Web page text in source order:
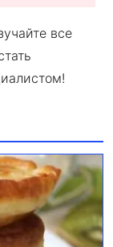
все